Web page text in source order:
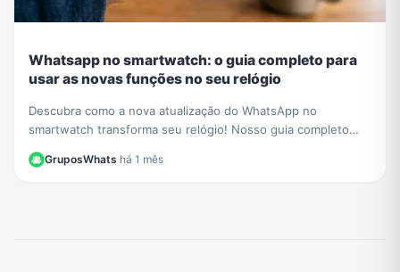
Whatsapp no smartwatch: o guia completo para
usar as novas funções no seu relógio
Descubra como a nova atualização do WhatsApp no
smartwatch transforma seu relógio! Nosso guia completo
GruposWhats·há 1 mês